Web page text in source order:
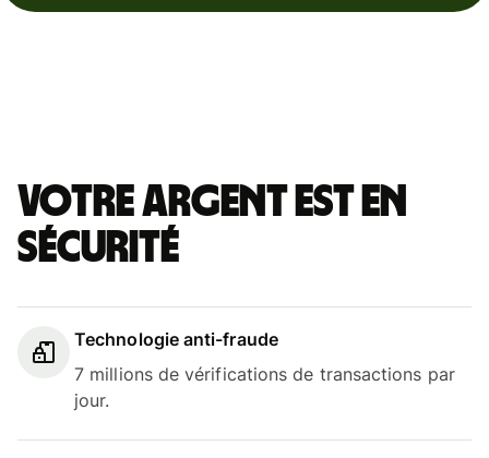
Votre argent est en
sécurité
Technologie anti-fraude
7 millions de vérifications de transactions par
jour.